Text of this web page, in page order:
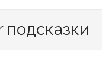
подсказки